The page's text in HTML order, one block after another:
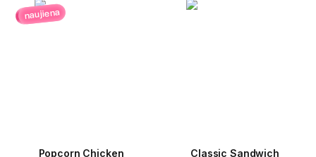
naujiena
Popcorn Chicken Classic Sandwich